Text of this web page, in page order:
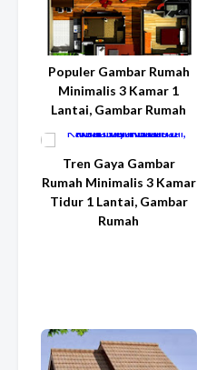
Populer Gambar Rumah
Minimalis 3 Kamar 1
Lantai, Gambar Rumah
Tren Gaya Gambar
Rumah Minimalis 3 Kamar
Tidur 1 Lantai, Gambar
Rumah